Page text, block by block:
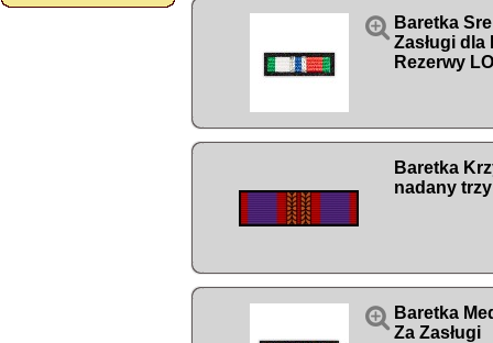
 Baretka
Zasługi dla
Rezerwy
Baretka
nadany
 Baretka
Za Zasługi